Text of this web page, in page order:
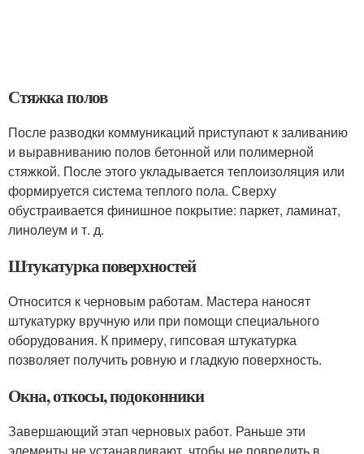
Стяжка полов
После разводки коммуникаций приступают к заливанию
и выравниванию полов бетонной или полимерной
стяжкой. После этого укладывается теплоизоляция или
формируется система теплого пола. Сверху
обустраивается финишное покрытие: паркет, ламинат,
линолеум и т. д.
Штукатурка поверхностей
Относится к черновым работам. Мастера наносят
штукатурку вручную или при помощи специального
оборудования. К примеру, гипсовая штукатурка
позволяет получить ровную и гладкую поверхность.
Окна, откосы, подоконники
Завершающий этап черновых работ. Раньше эти